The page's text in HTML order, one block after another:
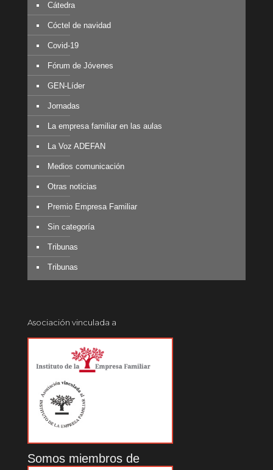
Cátedra
Cóctel de navidad
Covid-19
Fórum de Jóvenes
GEN-Líder
Jornadas
La empresa familiar en las aulas
La Voz ADEFAN
Medios comunicación
Otras noticias
Premio Empresa Familiar
Sin categoría
Tribunas
Tribunas
Asociación vinculada a
Somos miembros de